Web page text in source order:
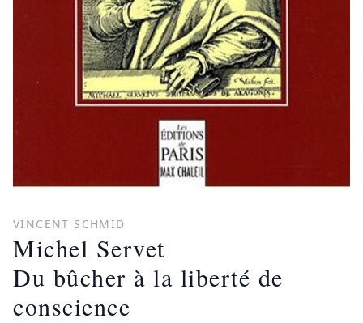
VINCENT SCHMID
Michel Servet
Du bûcher à la liberté de
conscience